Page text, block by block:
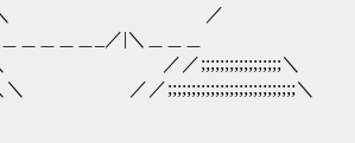
／
＿＿_／|＼＿＿＿
＼ ／／;;;;;;;;;;;;;;;;;＼
＼＼ ／／;;;;;;;;;;;;;;;;;;;;;;;;;;;＼